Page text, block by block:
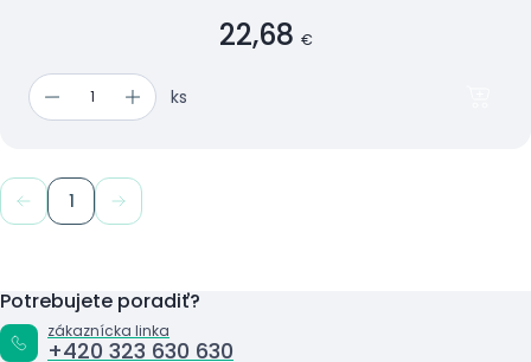
22,68 €
ks
1
Potrebujete poradiť?
zákaznícka linka
+420 323 630 630